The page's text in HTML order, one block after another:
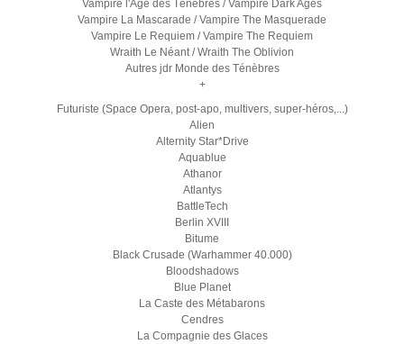
Vampire l'Age des Ténèbres / Vampire Dark Ages
Vampire La Mascarade / Vampire The Masquerade
Vampire Le Requiem / Vampire The Requiem
Wraith Le Néant / Wraith The Oblivion
Autres jdr Monde des Ténèbres
+
Futuriste (Space Opera, post-apo, multivers, super-héros,...)
Alien
Alternity Star*Drive
Aquablue
Athanor
Atlantys
BattleTech
Berlin XVIII
Bitume
Black Crusade (Warhammer 40.000)
Bloodshadows
Blue Planet
La Caste des Métabarons
Cendres
La Compagnie des Glaces